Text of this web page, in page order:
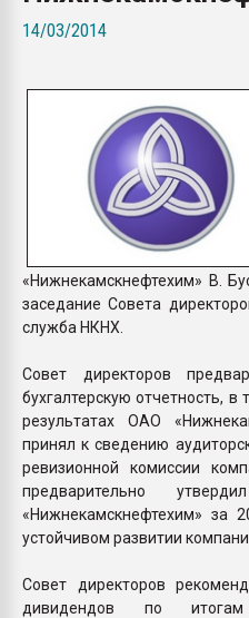
14/03/2014
«Нижнекамскнефтехим» В.
заседание Совета
служба НКНХ.
Совет директоров
бухгалтерскую отчетность,
результатах ОАО
принял к сведению
ревизионной комиссии
предварительно
«Нижнекамскнефтехим» за
устойчивом развитии
Совет директоров
дивидендов по итогам